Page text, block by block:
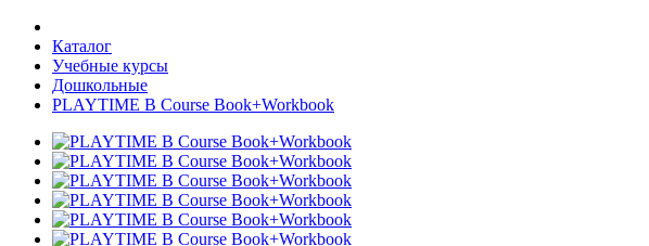
Каталог
Учебные курсы
Дошкольные
PLAYTIME B Course Book+Workbook